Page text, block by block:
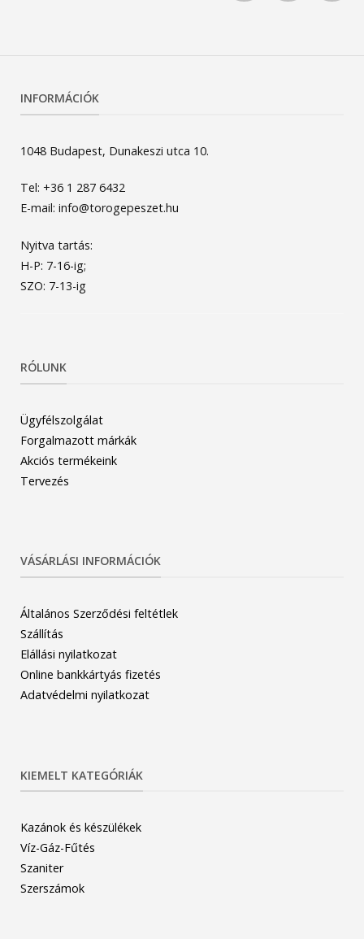
INFORMÁCIÓK
1048 Budapest, Dunakeszi utca 10.
Tel: +36 1 287 6432
E-mail: info@torogepeszet.hu
Nyitva tartás:
H-P: 7-16-ig;
SZO: 7-13-ig
RÓLUNK
Ügyfélszolgálat
Forgalmazott márkák
Akciós termékeink
Tervezés
VÁSÁRLÁSI INFORMÁCIÓK
Általános Szerződési feltétlek
Szállítás
Elállási nyilatkozat
Online bankkártyás fizetés
Adatvédelmi nyilatkozat
KIEMELT KATEGÓRIÁK
Kazánok és készülékek
Víz-Gáz-Fűtés
Szaniter
Szerszámok